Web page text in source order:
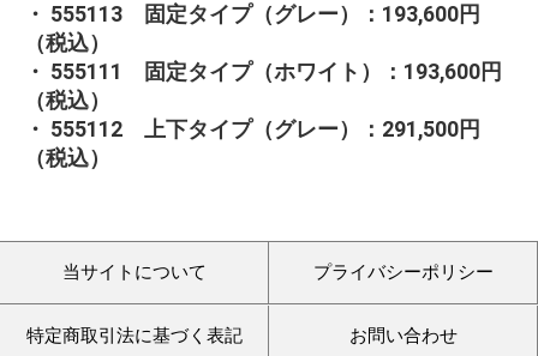
・ 555113 固定タイプ（グレー）：193,600円
（税込）
・ 555111 固定タイプ（ホワイト）：193,600円
（税込）
・ 555112 上下タイプ（グレー）：291,500円
（税込）
当サイトについて プライバシーポリシー
特定商取引法に基づく表記 お問い合わせ